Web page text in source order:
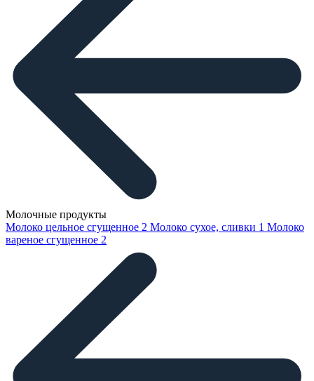
Молочные продукты
Молоко цельное сгущенное 2 Молоко сухое, сливки 1 Молоко
вареное сгущенное 2